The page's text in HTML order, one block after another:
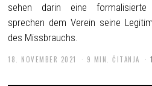
sehen darin eine formalisierte
sprechen dem Verein seine
des Missbrauchs.
18. NOVEMBER 2021 9 MIN. ČITANJA 1